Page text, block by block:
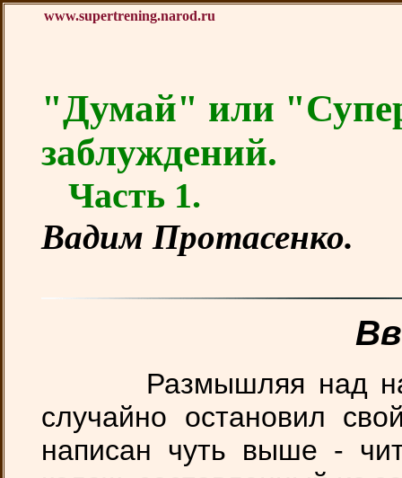
www.supertrening.narod.ru
"Думай" или
заблуждений.
Часть 1.
Вадим Протасенко.
Размышляя над
случайно остановил
написан чуть выше -